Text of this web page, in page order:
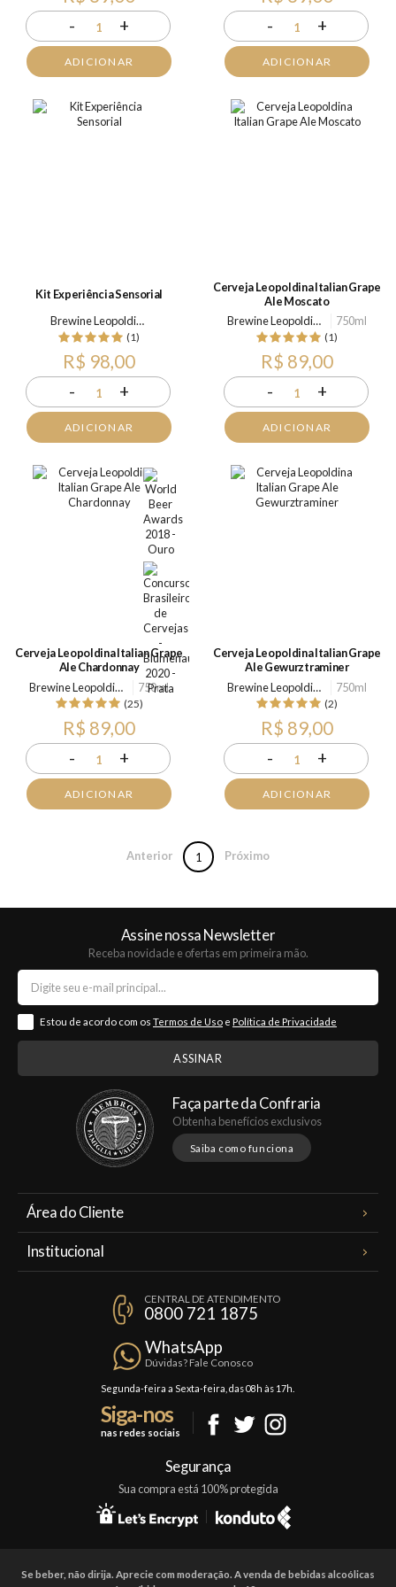
- 1 +
ADICIONAR
- 1 +
ADICIONAR
Kit Experiência Sensorial
Brewine Leopoldina
(1)
R$ 98,00
- 1 +
ADICIONAR
Cerveja Leopoldina Italian Grape
Ale Moscato
Brewine Leopoldina
750ml
(1)
R$ 89,00
- 1 +
ADICIONAR
Cerveja Leopoldina Italian Grape
Ale Chardonnay
Brewine Leopoldina
750ml
(25)
R$ 89,00
- 1 +
ADICIONAR
Cerveja Leopoldina Italian Grape
Ale Gewurztraminer
Brewine Leopoldina
750ml
(2)
R$ 89,00
- 1 +
ADICIONAR
Anterior 1 Próximo
Assine nossa Newsletter
Receba novidade e ofertas em primeira mão.
Estou de acordo com os Termos de Uso e Política de Privacidade
Faça parte da Confraria
Obtenha benefícios exclusivos
Saiba como funciona
Área do Cliente
Institucional
Política de Privacidade
Trocas e Devoluções
Formas de Pagamento
CENTRAL DE ATENDIMENTO
0800 721 1875
WhatsApp
Dúvidas? Fale Conosco
Segunda-feira a Sexta-feira, das 08h às 17h.
Siga-nos
nas redes sociais
Segurança
Sua compra está 100% protegida
Se beber, não dirija. Aprecie com moderação. A venda de bebidas alcoólicas